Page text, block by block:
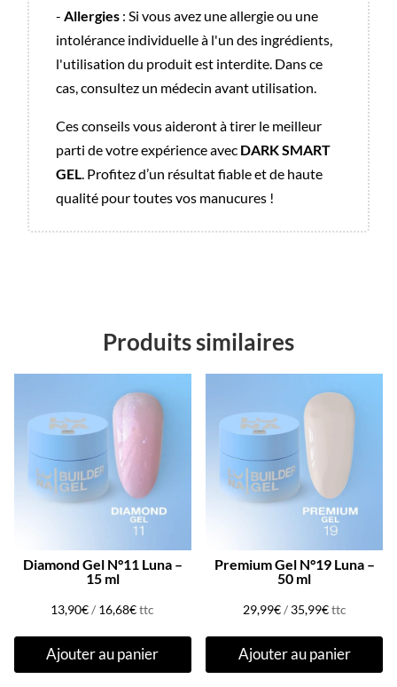
- Allergies : Si vous avez une allergie ou une
intolérance individuelle à l'un des ingrédients,
l'utilisation du produit est interdite. Dans ce
cas, consultez un médecin avant utilisation.
Ces conseils vous aideront à tirer le meilleur
parti de votre expérience avec DARK SMART
GEL . Profitez d’un résultat fiable et de haute
qualité pour toutes vos manucures !
Produits similaires
Diamond Gel N°11 Luna –
15 ml
13,90€/ 16,68€ttc
Ajouter au panier
Premium Gel N°19 Luna –
50 ml
29,99€/ 35,99€ttc
Ajouter au panier